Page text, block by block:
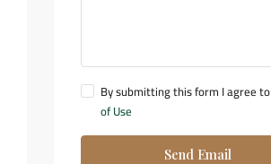
By submitting this form I agree to
of Use
Send Email